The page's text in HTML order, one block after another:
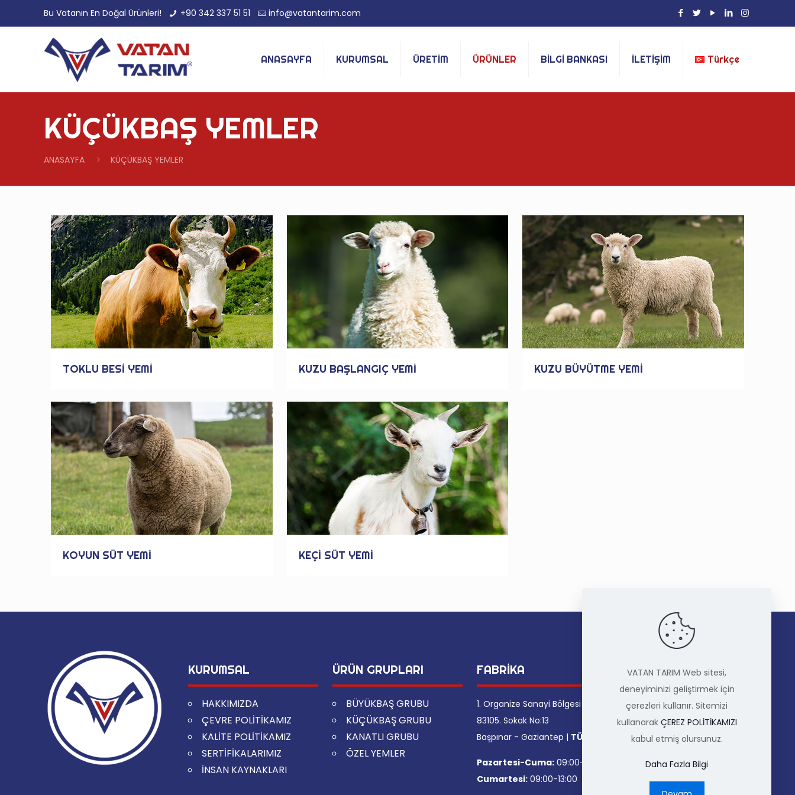
Bu Vatanın En Doğal Ürünleri! +90 342 337 51 51 info@vatantarim.com
ANASAYFA KURUMSAL ÜRETİM ÜRÜNLER BİLGİ BANKASI İLETİŞİM Türkçe
KÜÇÜKBAŞ YEMLER
ANASAYFA KÜÇÜKBAŞ YEMLER
TOKLU BESİ YEMİ KUZU BAŞLANGIÇ YEMİ KUZU BÜYÜTME YEMİ
KOYUN SÜT YEMİ KEÇİ SÜT YEMİ
KURUMSAL
HAKKIMIZDA
ÇEVRE POLİTİKAMIZ
KALİTE POLİTİKAMIZ
SERTİFİKALARIMIZ
İNSAN KAYNAKLARI
ÜRÜN GRUPLARI
BÜYÜKBAŞ GRUBU
KÜÇÜKBAŞ GRUBU
KANATLI GRUBU
ÖZEL YEMLER
FABRİKA
1. Organize Sanayi Bölgesi
83105. Sokak No:13
Başpınar - Gaziantep | TÜRKİYE
Pazartesi-Cuma: 09:00-18:00
Cumartesi: 09:00-13:00
İLETİŞİM
Telefon: +90 342 337 51 51
Faks: +90 342 337 51 54
Mail: info@vatantarim.com
Facebook
Twitter
Instagram
LinkedIn
VATAN TARIM Web sitesi,
deneyiminizi geliştirmek için
çerezleri kullanır. Sitemizi
kullanarak ÇEREZ POLİTİKAMIZI
kabul etmiş olursunuz.
Daha Fazla Bilgi